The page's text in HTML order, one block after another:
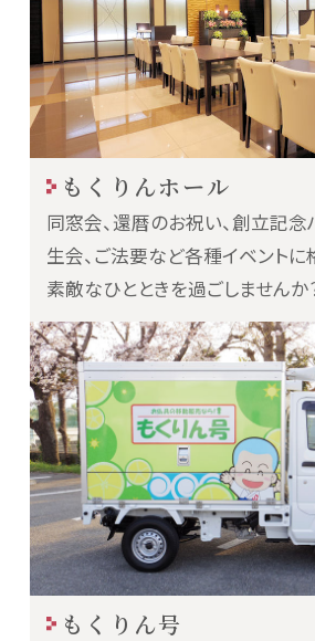
もくりんホール
同窓会、還暦のお祝い、創立記念
生会、ご法要など各種イベント
素敵なひとときを過ごしませんか
もくりん号